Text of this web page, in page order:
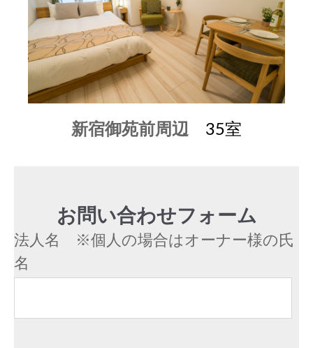
新宿御苑前周辺 35室
お問い合わせフォーム
法人名 ※個人の場合はオーナー様の氏
名